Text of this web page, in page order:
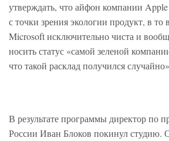
утверждать, что айфон компании
с точки зрения экологии продукт, в то
Microsoft исключительно чиста и
носить статус «самой зеленой
что такой расклад получился
В результате программы директор по
России Иван Блоков покинул студию.